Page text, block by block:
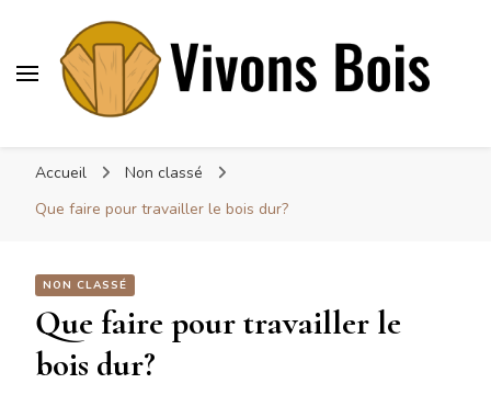
Accueil
Non classé
Que faire pour travailler le bois dur?
NON CLASSÉ
Que faire pour travailler le
bois dur?